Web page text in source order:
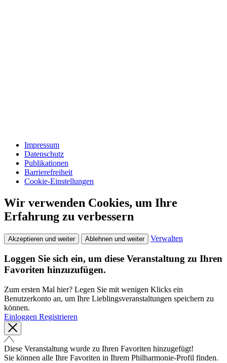
Impressum
Datenschutz
Publikationen
Barrierefreiheit
Cookie-Einstellungen
Wir verwenden Cookies, um Ihre
Erfahrung zu verbessern
Akzeptieren und weiter Ablehnen und weiter Verwalten
Loggen Sie sich ein, um diese Veranstaltung zu Ihren
Favoriten hinzuzufügen.
Zum ersten Mal hier? Legen Sie mit wenigen Klicks ein
Benutzerkonto an, um Ihre Lieblingsveranstaltungen speichern zu
können.
Einloggen Registrieren
Diese Veranstaltung wurde zu Ihren Favoriten hinzugefügt!
Sie können alle Ihre Favoriten in Ihrem Philharmonie-Profil finden.